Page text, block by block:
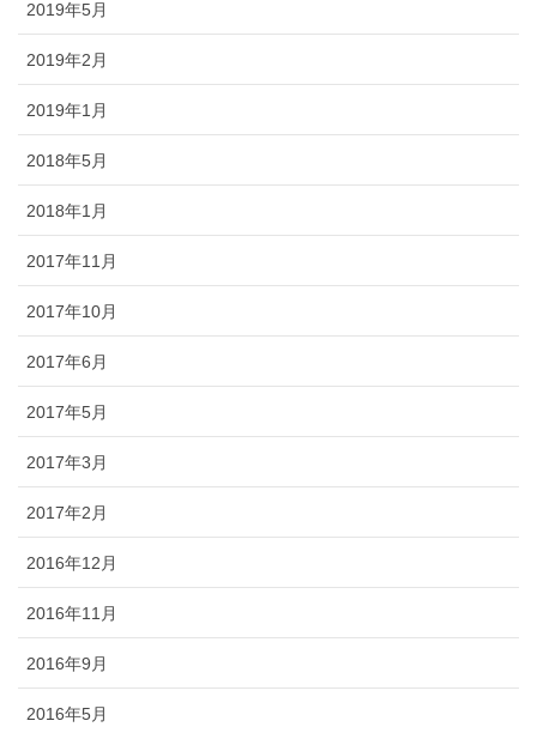
2019年5月
2019年2月
2019年1月
2018年5月
2018年1月
2017年11月
2017年10月
2017年6月
2017年5月
2017年3月
2017年2月
2016年12月
2016年11月
2016年9月
2016年5月